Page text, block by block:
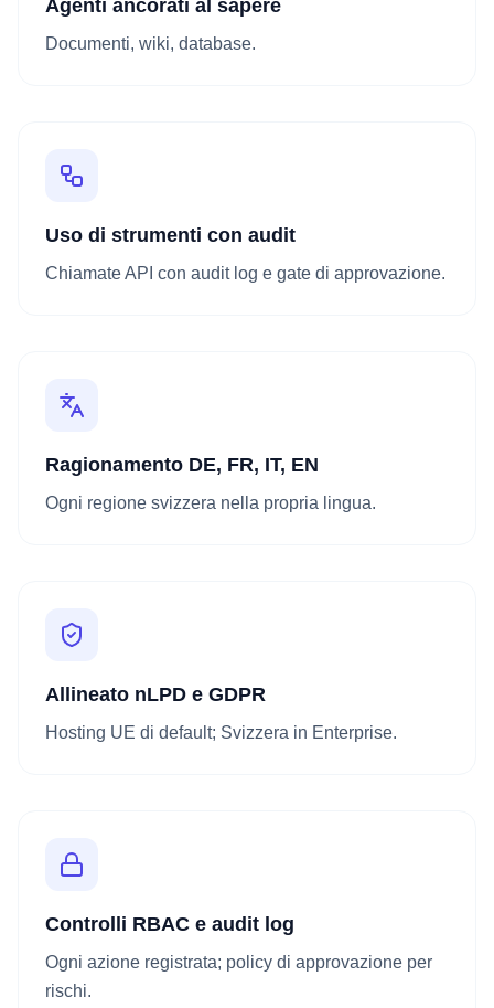
Agenti ancorati al sapere
Documenti, wiki, database.
Uso di strumenti con audit
Chiamate API con audit log e gate di approvazione.
Ragionamento DE, FR, IT, EN
Ogni regione svizzera nella propria lingua.
Allineato nLPD e GDPR
Hosting UE di default; Svizzera in Enterprise.
Controlli RBAC e audit log
Ogni azione registrata; policy di approvazione per
rischi.